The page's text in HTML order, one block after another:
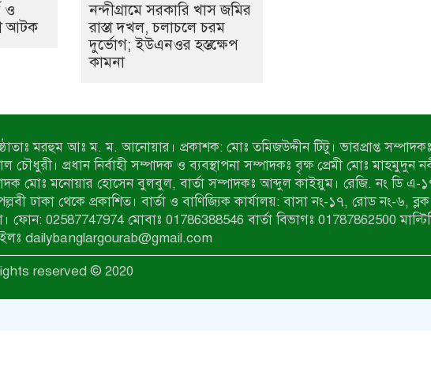
ও
আটক
নন্দীগ্রামে সরকারি খাস জমির
রাস্তা দখল, চলাচলে চরম
দুর্ভোগ; ইউএনওর হস্তক্ষেপ
কামনা
মরহুম আঃ ম. ম. আনোয়ার। প্রকাশক: মোঃ তমিজউদ্দীন টিটু। ভারপ্রাপ্ত
চৌধুরী। প্রধান নির্বাহী সম্পাদক ও ব্যবস্থাপনা সম্পাদকঃ বৃক্ষ প্রেমী মোঃ মাহমুদুন
মোঃ মনোয়ার হোসেন বুলবুল, বার্তা সম্পাদকঃ আব্দুল কাইয়ুম। রেজি. নং ডি এ-
ঢাকা থেকে প্রকাশিত। বার্তা ও বাণিজ্যিক কার্যালয়: বাসা নং-১৭, রোড নং-৬,
ফোন: 02587747974 মোবাঃ 01786388546 বার্তা বিভাগঃ 01787862500
dailybanglargourab@gmail.com
reserved © 2020